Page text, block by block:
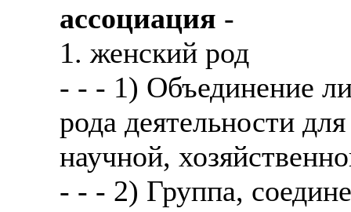
ассоциация -
1. женский род
- - - 1) Объединение
рода деятельности
научной,
- - - 2) Группа,